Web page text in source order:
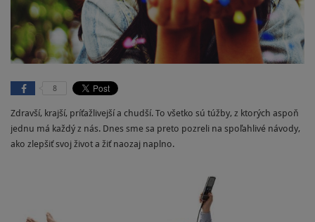
8
Zdravší, krajší, príťažlivejší a chudší. To všetko sú túžby, z ktorých aspoň
jednu má každý z nás. Dnes sme sa preto pozreli na spoľahlivé návody,
ako zlepšiť svoj život a žiť naozaj naplno.